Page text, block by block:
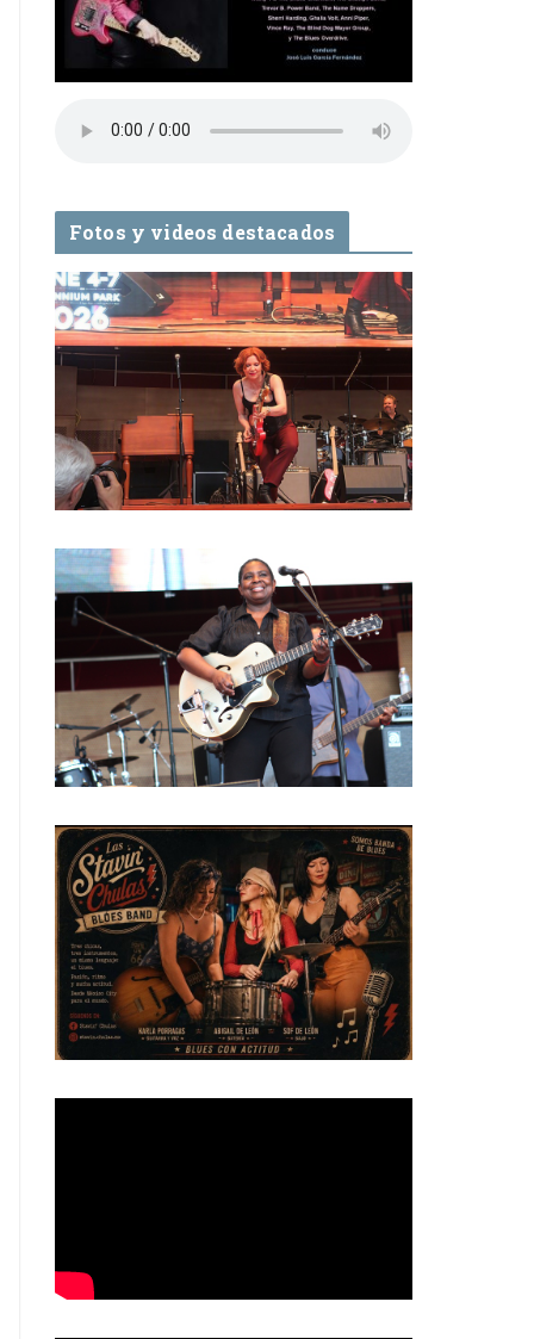
Fotos y videos destacados